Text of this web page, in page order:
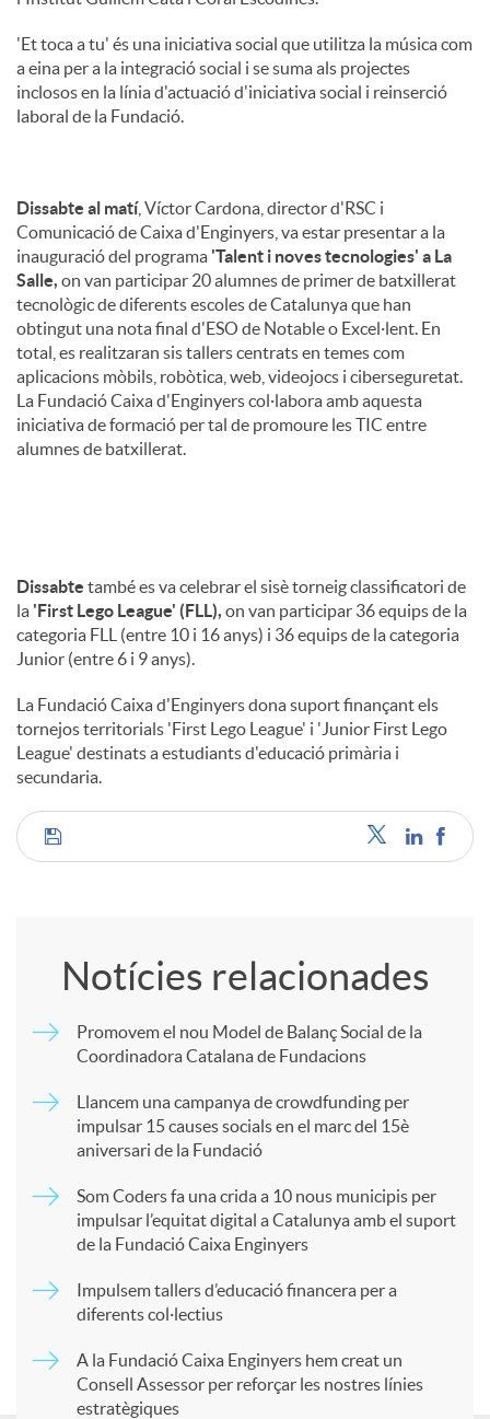
'Et toca a tu' és una iniciativa social que utilitza la música com
a eina per a la integració social i se suma als projectes
inclosos en la línia d'actuació d'iniciativa social i reinserció
laboral de la Fundació.
Dissabte al matí, Víctor Cardona, director d'RSC i
Comunicació de Caixa d'Enginyers, va estar presentar a la
inauguració del programa 'Talent i noves tecnologies' a La
Salle, on van participar 20 alumnes de primer de batxillerat
tecnològic de diferents escoles de Catalunya que han
obtingut una nota final d'ESO de Notable o Excel·lent. En
total, es realitzaran sis tallers centrats en temes com
aplicacions mòbils, robòtica, web, videojocs i ciberseguretat.
La Fundació Caixa d'Enginyers col·labora amb aquesta
iniciativa de formació per tal de promoure les TIC entre
alumnes de batxillerat.
Dissabte també es va celebrar el sisè torneig classificatori de
la 'First Lego League' (FLL), on van participar 36 equips de la
categoria FLL (entre 10 i 16 anys) i 36 equips de la categoria
Junior (entre 6 i 9 anys).
La Fundació Caixa d'Enginyers dona suport finançant els
tornejos territorials 'First Lego League' i 'Junior First Lego
League' destinats a estudiants d'educació primària i
secundaria.
C
t
Notícies relacionades
Promovem el nou Model de Balanç Social de la
Coordinadora Catalana de Fundacions
Llancem una campanya de crowdfunding per
impulsar 15 causes socials en el marc del 15è
aniversari de la Fundació
Som Coders fa una crida a 10 nous municipis per
impulsar l’equitat digital a Catalunya amb el suport
de la Fundació Caixa Enginyers
Impulsem tallers d’educació financera per a
diferents col·lectius
A la Fundació Caixa Enginyers hem creat un
Consell Assessor per reforçar les nostres línies
estratègiques